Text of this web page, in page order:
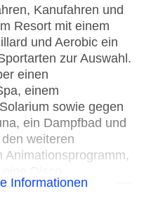
Kanufahren und
Resort mit einem
und Aerobic ein
zur Auswahl.
einen
einem
sowie gegen
ein Dampfbad und
weiteren
Animationsprogramm,
Informationen